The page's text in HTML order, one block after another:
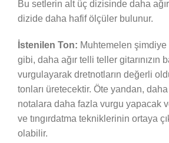
Bu setlerin alt üç dizisinde daha
dizide daha hafif ölçüler bulunur.
İstenilen Ton: Muhtemelen şimdiye
gibi, daha ağır telli teller gitarınızın
vurgulayarak dretnotların değerli
tonları üretecektir. Öte yandan,
notalara daha fazla vurgu yapacak
ve tıngırdatma tekniklerinin ortaya
olabilir.